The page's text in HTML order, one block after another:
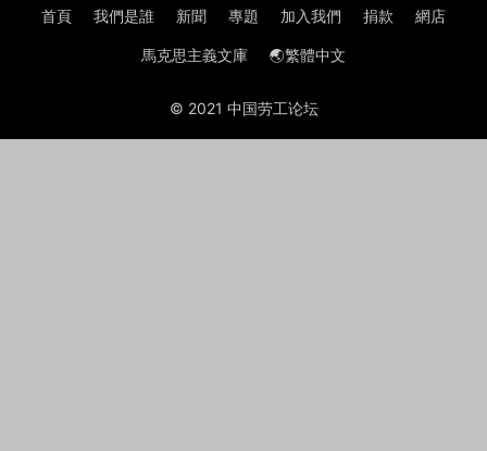
首頁 我們是誰 新聞 專題 加入我們 捐款 網店
馬克思主義文庫 🌏繁體中文
© 2021 中国劳工论坛